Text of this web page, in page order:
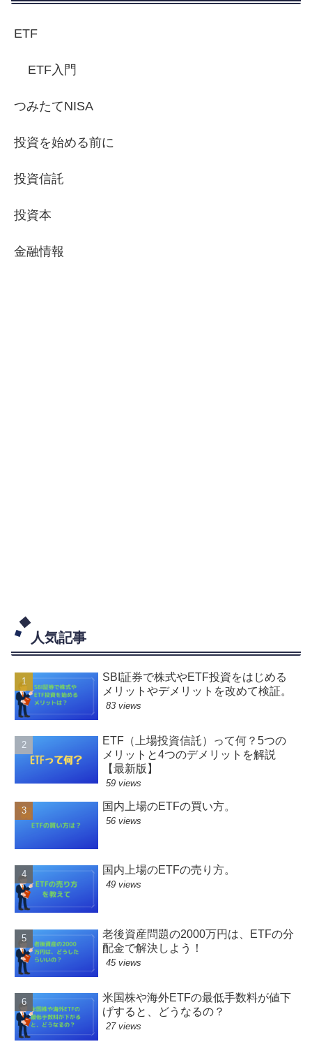
ETF
ETF入門
つみたてNISA
投資を始める前に
投資信託
投資本
金融情報
人気記事
SBI証券で株式やETF投資をはじめる
メリットやデメリットを改めて検証。
83 views
ETF（上場投資信託）って何？5つの
メリットと4つのデメリットを解説
【最新版】
59 views
国内上場のETFの買い方。
56 views
国内上場のETFの売り方。
49 views
老後資産問題の2000万円は、ETFの分
配金で解決しよう！
45 views
米国株や海外ETFの最低手数料が値下
げすると、どうなるの？
27 views